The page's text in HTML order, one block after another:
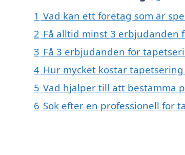
1 Vad kan ett företag som är
2 Få alltid minst 3 erbjudanden
3 Få 3 erbjudanden för
4 Hur mycket kostar tapetsering
5 Vad hjälper till att bestämma
6 Sök efter en professionell för